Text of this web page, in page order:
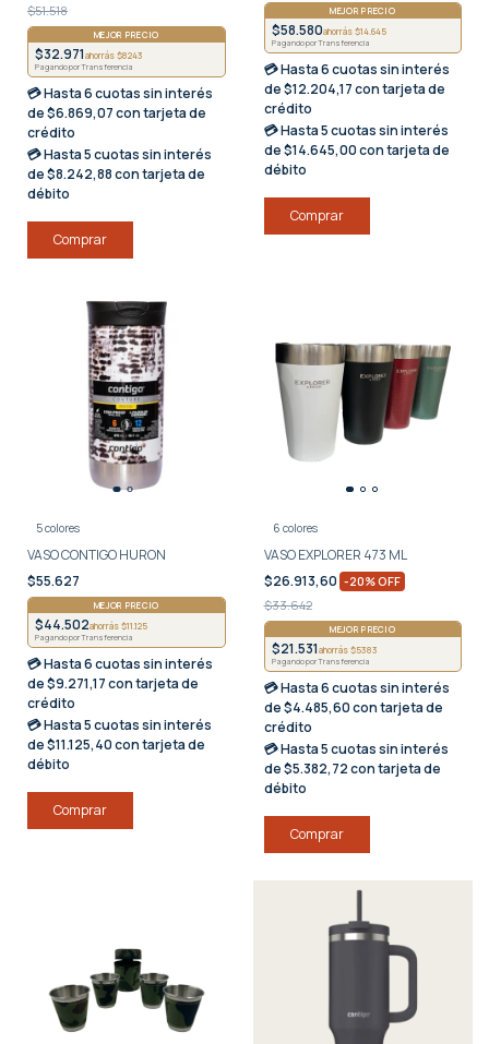
$51.518
MEJOR PRECIO
$32.971ahorrás $8243
Pagando por Transferencia
💳 Hasta6 cuotas sin interés
de $6.869,07 con tarjeta de
crédito
💳 Hasta5 cuotas sin interés
de $8.242,88 con tarjeta de
débito
Comprar
MEJOR PRECIO
$58.580ahorrás $14.645
Pagando por Transferencia
💳 Hasta6 cuotas sin interés
de $12.204,17 con tarjeta de
crédito
💳 Hasta5 cuotas sin interés
de $14.645,00 con tarjeta de
débito
Comprar
5 colores
VASO CONTIGO HURON
$55.627
MEJOR PRECIO
$44.502ahorrás $11.125
Pagando por Transferencia
💳 Hasta6 cuotas sin interés
de $9.271,17 con tarjeta de
crédito
💳 Hasta5 cuotas sin interés
de $11.125,40 con tarjeta de
débito
Comprar
6 colores
VASO EXPLORER 473 ML
$26.913,60 -20%OFF
$33.642
MEJOR PRECIO
$21.531ahorrás $5383
Pagando por Transferencia
💳 Hasta6 cuotas sin interés
de $4.485,60 con tarjeta de
crédito
💳 Hasta5 cuotas sin interés
de $5.382,72 con tarjeta de
débito
Comprar